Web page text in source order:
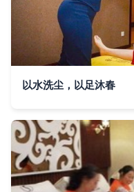
以水洗尘，以足沐春